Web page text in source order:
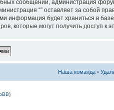
сообщений, администрация
“” оставляет за собой
информация будет храниться в
которые могут получить доступ к
Наша команда •
)